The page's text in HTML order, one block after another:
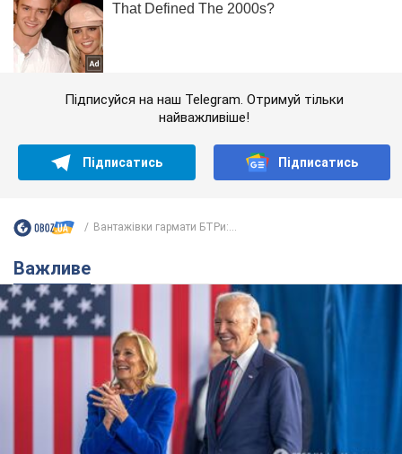
Підписуйся на наш Telegram. Отримуй тільки
найважливіше!
Підписатись Підписатись
Вантажівки гармати БТРи:...
Важливе